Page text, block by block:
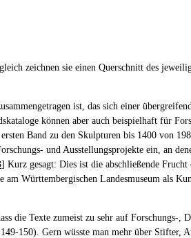
zeichnen sie einen Querschnitt des
ist, das sich einer
können aber auch beispielhaft für
Band zu den Skulpturen bis 1400 von
und Ausstellungsprojekte ein, an
] Kurz gesagt: Dies ist die abschließende Frucht
Württembergischen Landesmuseum als
die Texte zumeist zu sehr auf Forschungs-,
150). Gern wüsste man mehr über Stifter,